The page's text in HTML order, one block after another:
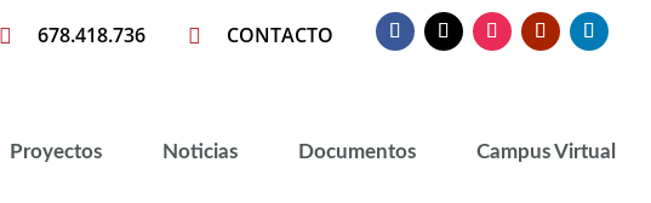
 678.418.736  CONTACTO
Proyectos Noticias Documentos Campus Virtual